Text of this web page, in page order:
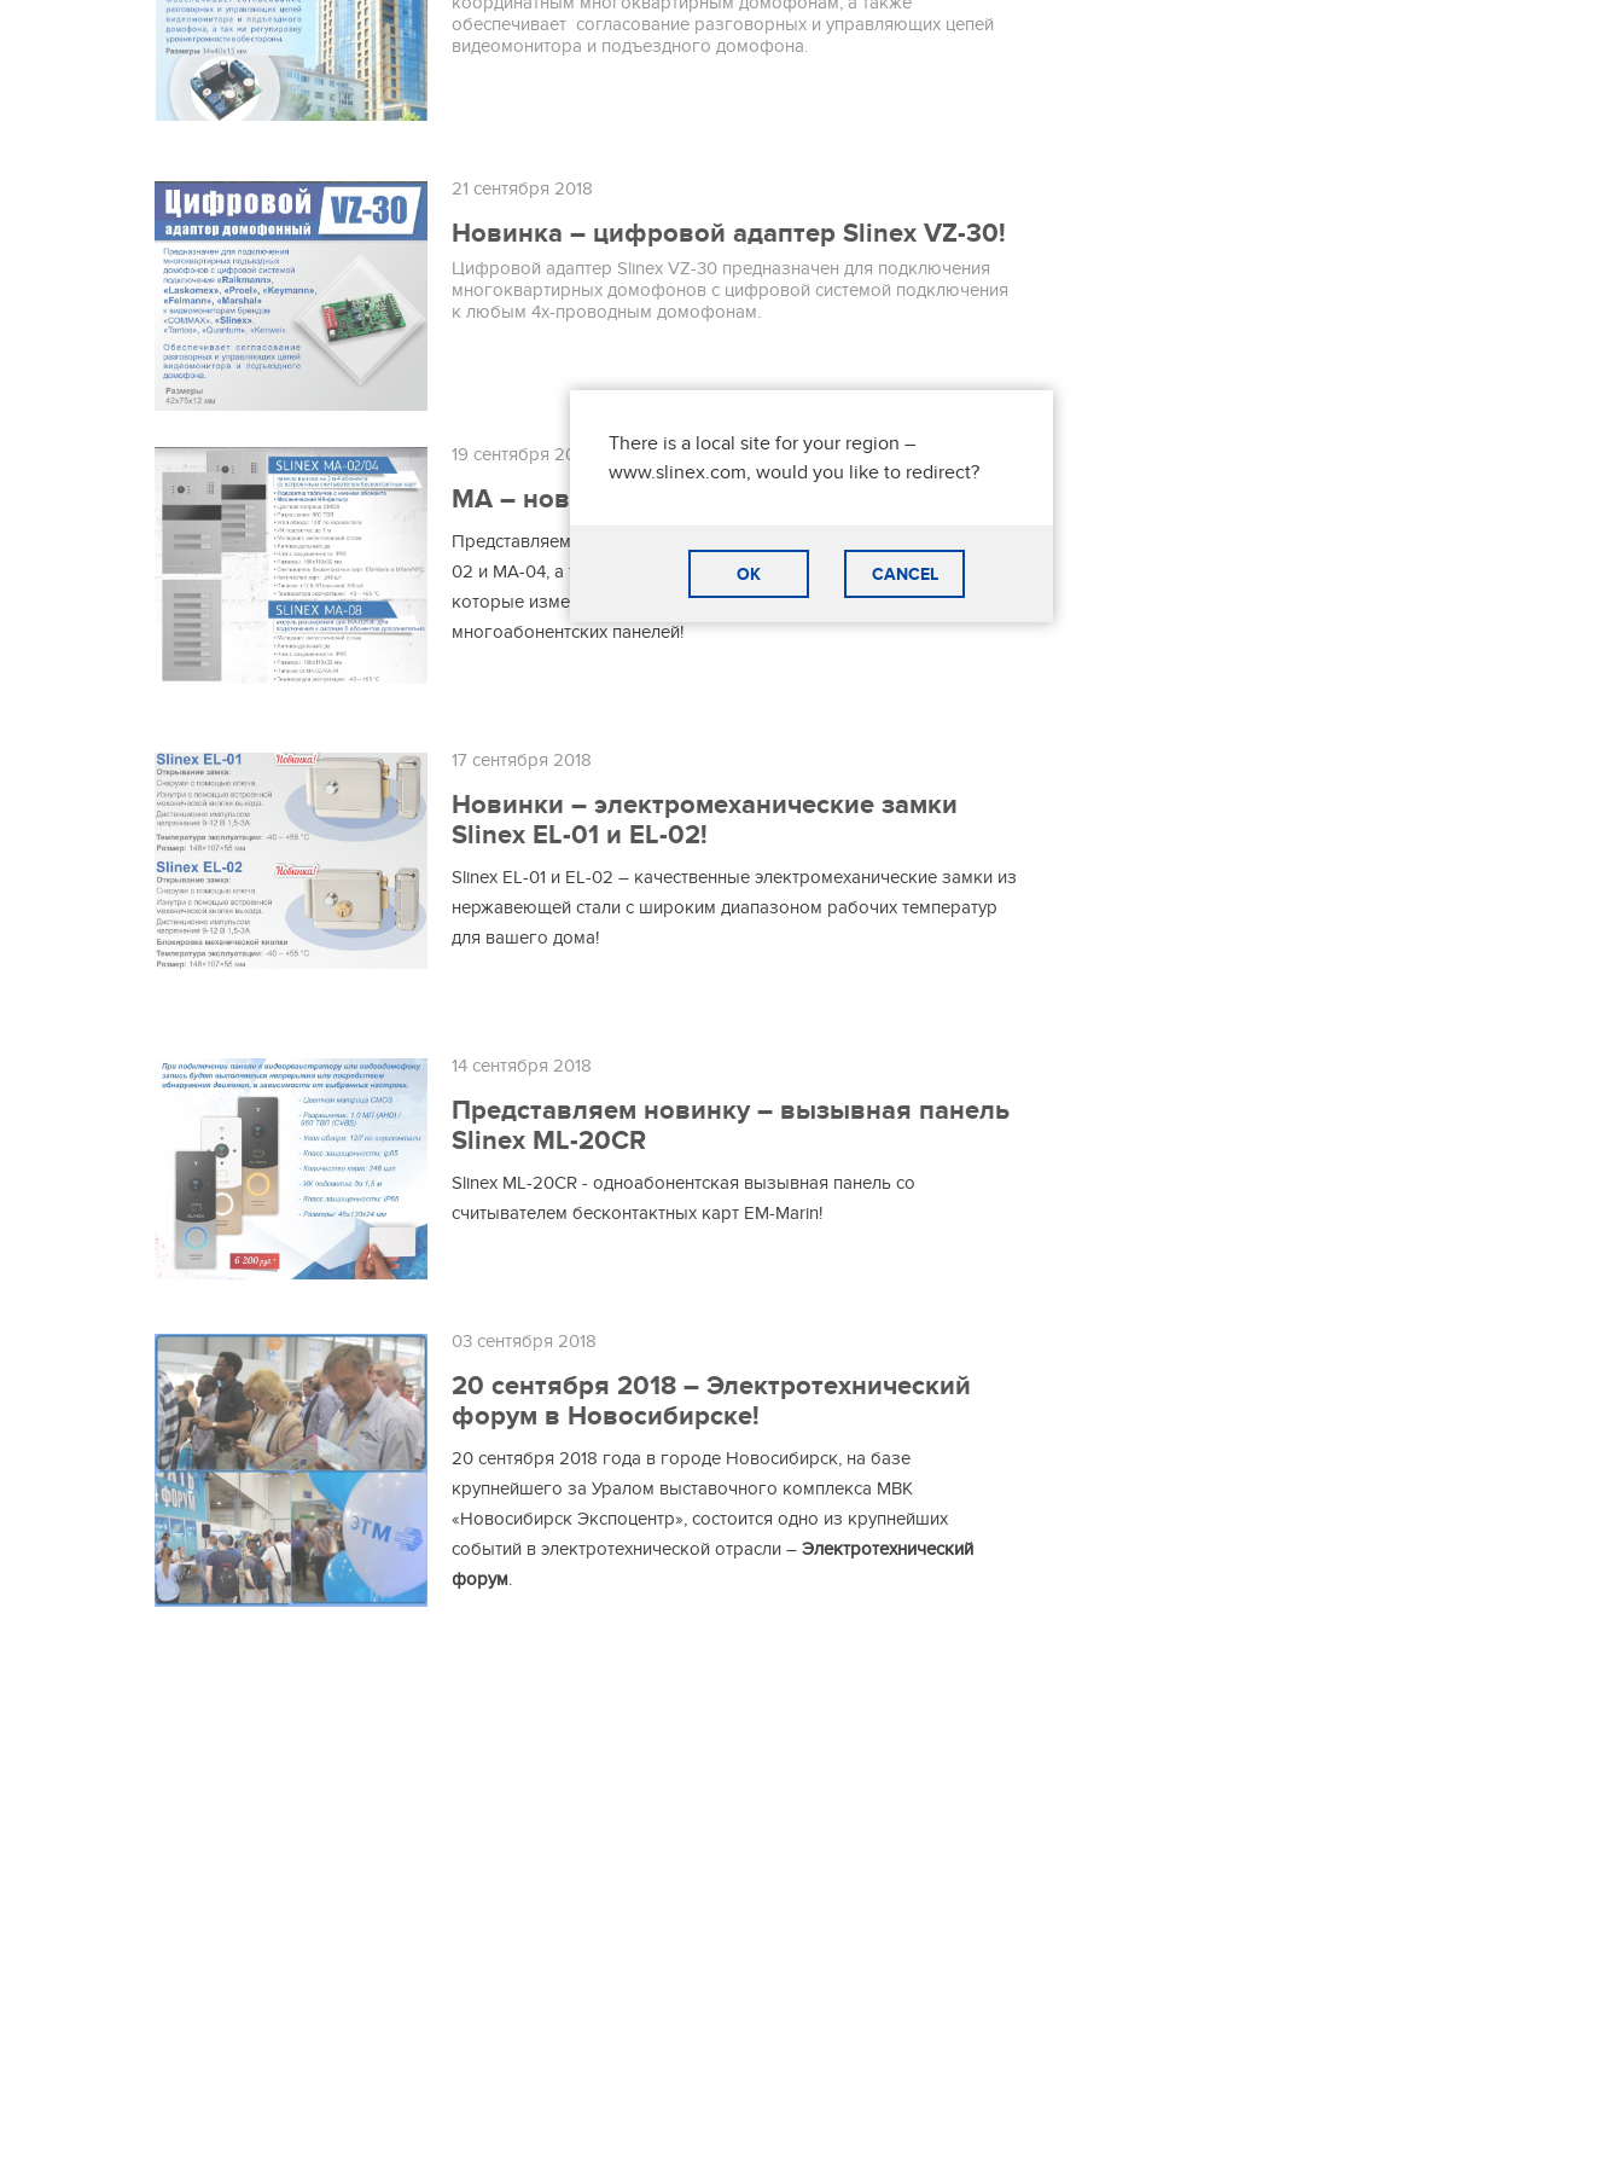
обеспечивает согласование разговорных и управляющих цепей
видеомонитора и подъездного домофона.
21 сентября 2018
Новинка – цифровой адаптер Slinex VZ-30!
Цифровой адаптер Slinex VZ-30 предназначен для подключения
многоквартирных домофонов с цифровой системой подключения
к любым 4х-проводным домофонам.
19 сентября 2018
MA – новая линейка оборудования Slinex!
Представляем вам многоквартирные вызывные панели Slinex MA-
02 и MA-04, а также модуль расширения на 8 абонентов MA-08,
которые изменят представление о красоте и функциональности
многоабонентских панелей!
17 сентября 2018
Новинки – электромеханические замки
Slinex EL-01 и EL-02!
Slinex EL-01 и EL-02 – качественные электромеханические замки из
нержавеющей стали с широким диапазоном рабочих температур
для вашего дома!
14 сентября 2018
Представляем новинку – вызывная панель
Slinex ML-20CR
Slinex ML-20CR - одноабонентская вызывная панель со
считывателем бесконтактных карт EM-Marin!
03 сентября 2018
20 сентября 2018 – Электротехнический
форум в Новосибирске!
20 сентября 2018 года в городе Новосибирск, на базе
крупнейшего за Уралом выставочного комплекса МВК
«Новосибирск Экспоцентр», состоится одно из крупнейших
событий в электротехнической отрасли – Электротехнический
форум.
There is a local site for your region –
www.slinex.com, would you like to redirect?
OK CANCEL